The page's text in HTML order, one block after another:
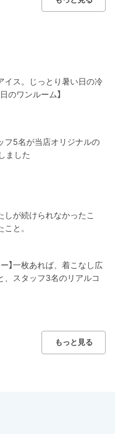
イス。じっとり暑い日の冷
のワンルーム】
フ5名が当店オリジナルの
ました
しが続けられなかったこ
と。
】一枚あれば、着こなし広
、スタッフ3名のリアルコ
もっと見る